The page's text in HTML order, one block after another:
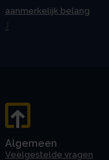
aanmerkelijk belang
Algemeen
Veelgestelde vragen